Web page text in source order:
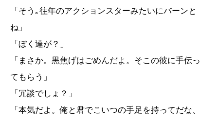
「そう｡往年のアクションスターみたいにバーンと
ね」
「ぼく達が？」
「まさか。黒焦げはごめんだよ。そこの彼に手伝っ
てもらう」
「冗談でしょ？」
「本気だよ。俺と君でこいつの手足を持ってだな、